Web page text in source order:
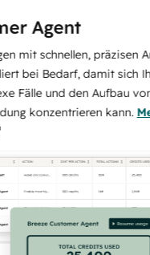
schnellen, präzisen
Bedarf, damit sich Ihr
und den Aufbau von
kann.Mehr